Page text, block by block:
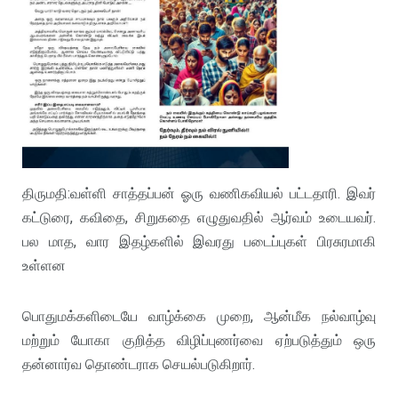
திருமதி:வள்ளி சாத்தப்பன் ஓரு வணிகவியல் பட்டதாரி. இவர்
கட்டுரை, கவிதை, சிறுகதை எழுதுவதில் ஆர்வம் உடையவர்.
பல மாத, வார இதழ்களில் இவரது படைப்புகள் பிரசுரமாகி
உள்ளன
பொதுமக்களிடையே வாழ்க்கை முறை, ஆன்மீக நல்வாழ்வு
மற்றும் யோகா குறித்த விழிப்புணர்வை ஏற்படுத்தும் ஒரு
தன்னார்வ தொண்டராக செயல்படுகிறார்.